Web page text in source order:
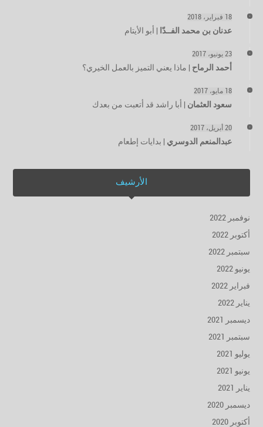
18 فبراير، 2018
عدنان بن محمد الفــدّا أبو الأيتام
23 يونيو، 2017
أحمد الرماح ماذا يعني التميز بالعمل الخيري؟
18 مايو، 2017
سعود العثمان أبا راشد قد أتعبت من بعدك
20 أبريل، 2017
عبدالمنعم الدوسري بدايات إطعام
الأرشيف
نوفمبر 2022
أكتوبر 2022
سبتمبر 2022
يونيو 2022
فبراير 2022
يناير 2022
ديسمبر 2021
سبتمبر 2021
يوليو 2021
يونيو 2021
يناير 2021
ديسمبر 2020
أكتوبر 2020